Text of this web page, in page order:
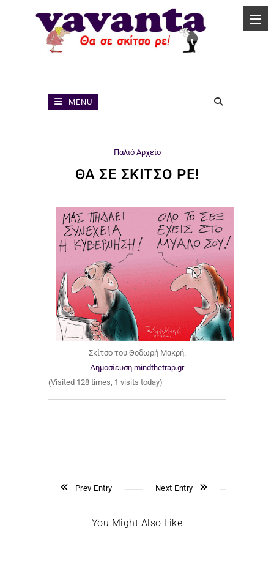
MENU
Παλιό Αρχείο
ΘΑ ΣΕ ΣΚΊΤΣΟ ΡΕ!
Σκίτσο του Θοδωρή Μακρή.
Δημοσίευση mindthetrap.gr
(Visited 128 times, 1 visits today)
Prev Entry Next Entry
You Might Also Like